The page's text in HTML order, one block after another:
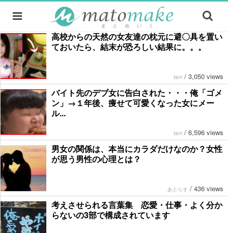
高校からの天然の女友達の枕元に避〇具を置い
ておいたら、結末が恐ろしい結果に。。。
tani / 3,050 views
バイト先のデブ女に告白された・・・俺「ゴメ
ン」→１年後、痩せて可愛くなった女にメー
ル...
tani / 6,596 views
男女の関係は、本当にカラダだけなのか？女性
が思う男性の心理とは？
あとらす / 436 views
考えさせられる言葉集 恋愛・仕事・よく分か
らないの3部で構成されています